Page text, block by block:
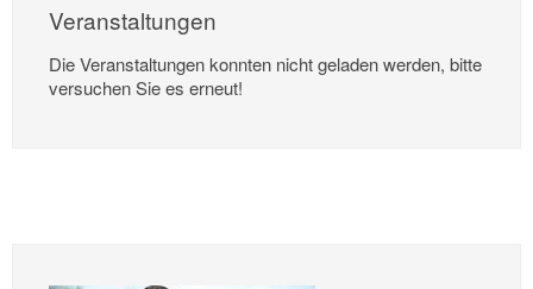
Veranstaltungen
Die Veranstaltungen konnten nicht geladen werden, bitte
versuchen Sie es erneut!